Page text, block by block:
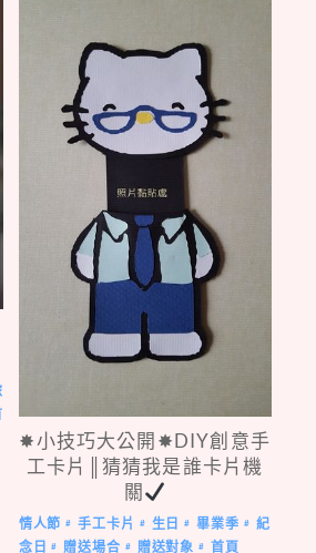
✸小技巧大公開✸DIY創意手
工卡片║猜猜我是誰卡片機
關
情人節 # 手工卡片 # 生日 # 畢業季 #
紀
念日
# 贈送場合 # 贈送對象 #
首頁